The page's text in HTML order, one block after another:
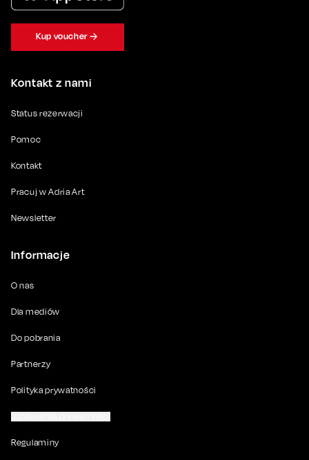
Kontakt z nami
Status rezerwacji
Pomoc
Kontakt
Pracuj w Adria Art
Newsletter
Informacje
O nas
Dla mediów
Do pobrania
Partnerzy
Polityka prywatności
Regulaminy
Kup voucher